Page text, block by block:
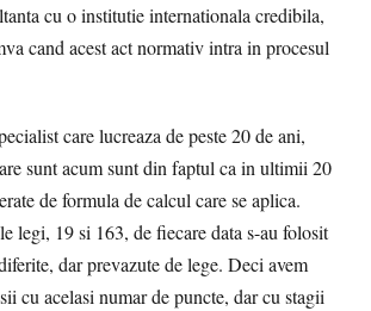
cu o institutie internationala credibila,
cand acest act normativ intra in procesul
care lucreaza de peste 20 de ani,
sunt acum sunt din faptul ca in ultimii 20
de formula de calcul care se aplica.
legi, 19 si 163, de fiecare data s-au folosit
dar prevazute de lege. Deci avem
cu acelasi numar de puncte, dar cu stagii